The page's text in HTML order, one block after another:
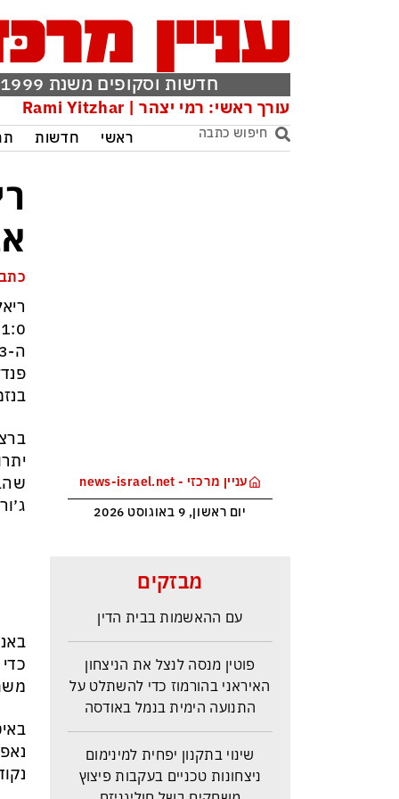
חדשות וסקופים משנת 1999
עורך ראשי: רמי יצהר | Rami Yitzhar
ראשי חדשות
עניין מרכזי - news-israel.net
יום ראשון, 9 באוגוסט 2026
מבזקים
מועילים: טבריה נאלצת להתמודד
פוטין מנסה לנצל את הניצחון
האיראני בהורמוז כדי להשתלט על
התנועה הימית בנמל באודסה
שינוי בתקנון יפחית למינימום
ניצחונות טכניים בעקבות פיצוץ
משחקים בשל חוליגניזם
באיטליה 0:1 לאינטר על